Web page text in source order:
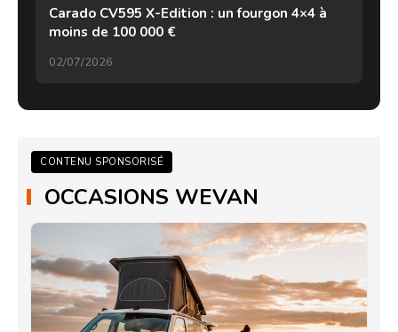
Carado CV595 X-Edition : un fourgon 4×4 à
moins de 100 000 €
02/07/2026
CONTENU SPONSORISÉ
OCCASIONS WEVAN